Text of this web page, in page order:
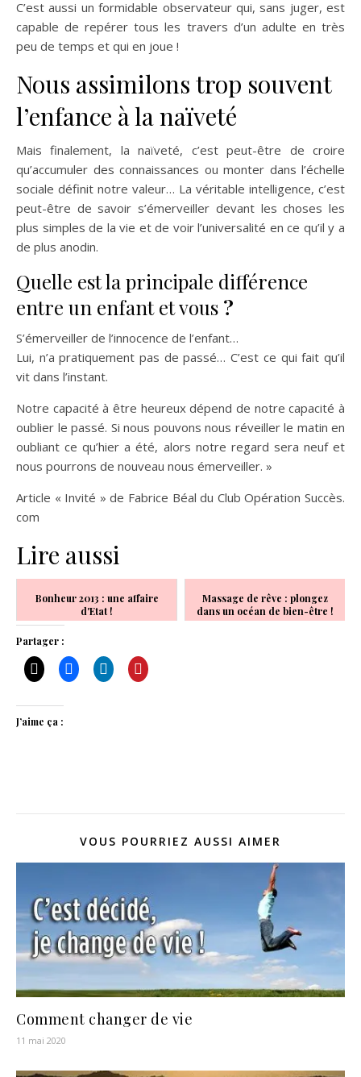
C’est aussi un formidable observateur qui, sans juger, est
capable de repérer tous les travers d’un adulte en très
peu de temps et qui en joue !
Nous assimilons trop souvent
l’enfance à la naïveté
Mais finalement, la naïveté, c’est peut-être de croire
qu’accumuler des connaissances ou monter dans l’échelle
sociale définit notre valeur… La véritable intelligence, c’est
peut-être de savoir s’émerveiller devant les choses les
plus simples de la vie et de voir l’universalité en ce qu’il y a
de plus anodin.
Quelle est la principale différence
entre un enfant et vous ?
S’émerveiller de l’innocence de l’enfant…
Lui, n’a pratiquement pas de passé… C’est ce qui fait qu’il
vit dans l’instant.
Notre capacité à être heureux dépend de notre capacité à
oublier le passé. Si nous pouvons nous réveiller le matin en
oubliant ce qu’hier a été, alors notre regard sera neuf et
nous pourrons de nouveau nous émerveiller. »
Article « Invité » de Fabrice Béal du Club Opération Succès.
com
Lire aussi
Bonheur 2013 : une affaire
d'Etat !
Massage de rêve : plongez
dans un océan de bien-être !
Partager :
J’aime ça :
VOUS POURRIEZ AUSSI AIMER
Comment changer de vie
11 mai 2020